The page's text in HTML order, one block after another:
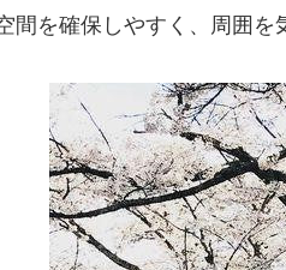
間を確保しやすく、周囲を